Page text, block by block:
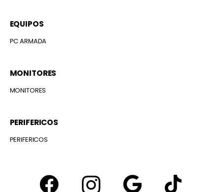
EQUIPOS
PC ARMADA
MONITORES
MONITORES
PERIFERICOS
PERIFERICOS